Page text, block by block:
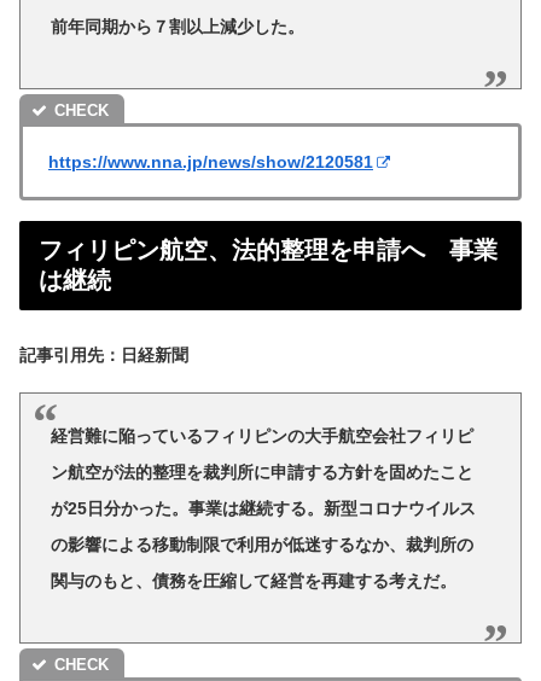
前年同期から７割以上減少した。
https://www.nna.jp/news/show/2120581
フィリピン航空、法的整理を申請へ 事業
は継続
記事引用先：日経新聞
経営難に陥っているフィリピンの大手航空会社フィリピ
ン航空が法的整理を裁判所に申請する方針を固めたこと
が25日分かった。事業は継続する。新型コロナウイルス
の影響による移動制限で利用が低迷するなか、裁判所の
関与のもと、債務を圧縮して経営を再建する考えだ。